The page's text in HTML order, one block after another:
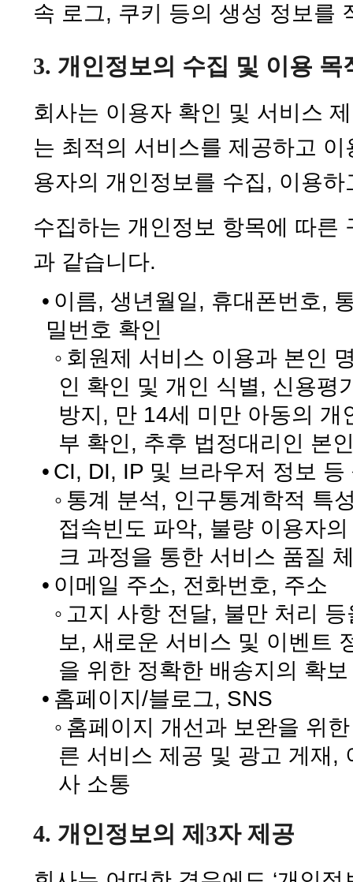
속 로그, 쿠키 등의 생성 정보를
3. 개인정보의 수집 및 이용 목
회사는 이용자 확인 및 서비스
는 최적의 서비스를 제공하고
용자의 개인정보를 수집, 이용하
수집하는 개인정보 항목에 따른
과 같습니다.
• 이름, 생년월일, 휴대폰번호,
밀번호 확인
◦ 회원제 서비스 이용과 본인
인 확인 및 개인 식별, 신용평
방지, 만 14세 미만 아동의
부 확인, 추후 법정대리인 본
• CI, DI, IP 및 브라우저 정보 등
◦ 통계 분석, 인구통계학적 특
접속빈도 파악, 불량 이용자
크 과정을 통한 서비스 품질
• 이메일 주소, 전화번호, 주소
◦ 고지 사항 전달, 불만 처리
보, 새로운 서비스 및 이벤트
을 위한 정확한 배송지의 확보
• 홈페이지/블로그, SNS
◦ 홈페이지 개선과 보완을 위
른 서비스 제공 및 광고 게재,
사 소통
4. 개인정보의 제3자 제공